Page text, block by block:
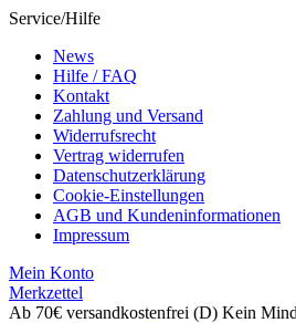
Service/Hilfe
News
Hilfe / FAQ
Kontakt
Zahlung und Versand
Widerrufsrecht
Vertrag widerrufen
Datenschutzerklärung
Cookie-Einstellungen
AGB und Kundeninformationen
Impressum
Mein Konto
Merkzettel
Ab 70€ versandkostenfrei (D) Kein